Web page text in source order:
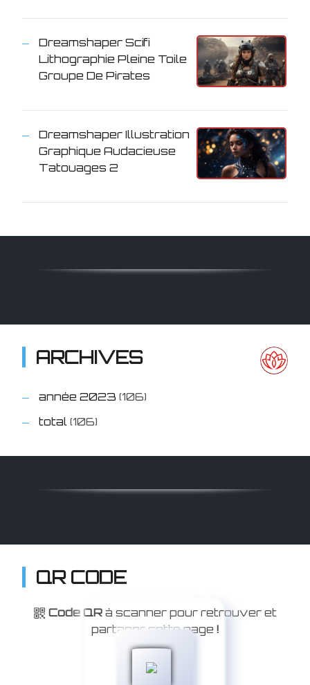
Dreamshaper Scifi
Lithographie Pleine Toile
Groupe De Pirates
Dreamshaper Illustration
Graphique Audacieuse
Tatouages 2
ARCHIVES
année 2023 (106)
total (106)
QR CODE
Code QR à scanner pour retrouver et
partager cette page !